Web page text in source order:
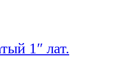
1″ лат.